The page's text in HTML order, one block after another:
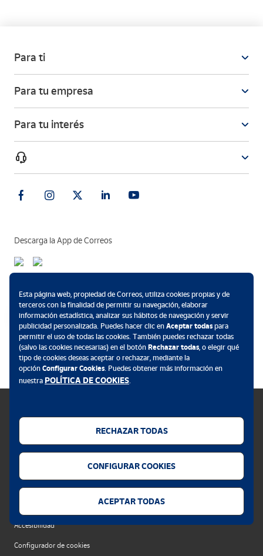
prestigio que le otorgó un imparable ascenso social que puso al
servicio de sus ideales políticos progresistas.
nombraran regente, hasta que la enemistad y los desacuerdos, por
su forma autoritaria de gobernar, le hicieran disolver las Cortes.
políticos, fue nombrado presidente del Gobierno durante el
Leopoldo O´Donnell y se retiró de nuevo a Logroño desde donde
vivió pasivamente la revolución que destronó a Isabel II y donde
rechazó ser nombrado rey constitucional de España.
En uno de sus trabajos, el hispanista Adrian Shubert dijo que
siendo Espartero considerado por muchos “la encarnación misma
de la paz y el gobierno constitucional”, ni siquiera se le había
distinguido “con el modesto reconocimiento de un sello de
correos”. Hoy, Baldomero Espartero, tiene su sello.
Para ti
Para tu empresa
Para tu interés
Descarga la App de Correos
Política de cookies
Privacidad web
Accesibilidad
Configurador de cookies
Esta página web, propiedad de Correos, utiliza cookies propias y de
terceros con la finalidad de permitir su navegación, elaborar
información estadística, analizar sus hábitos de navegación y servir
publicidad personalizada. Puedes hacer clic en Aceptar todaspara
permitir el uso de todas las cookies. También puedes rechazar todas
(salvo las cookies necesarias) en el botón Rechazar todas, o elegir qué
tipo de cookies deseas aceptar o rechazar, mediante la
opción Configurar Cookies. Puedes obtener más información en
nuestra POLÍTICA DE COOKIES.
RECHAZAR TODAS
CONFIGURAR COOKIES
ACEPTAR TODAS